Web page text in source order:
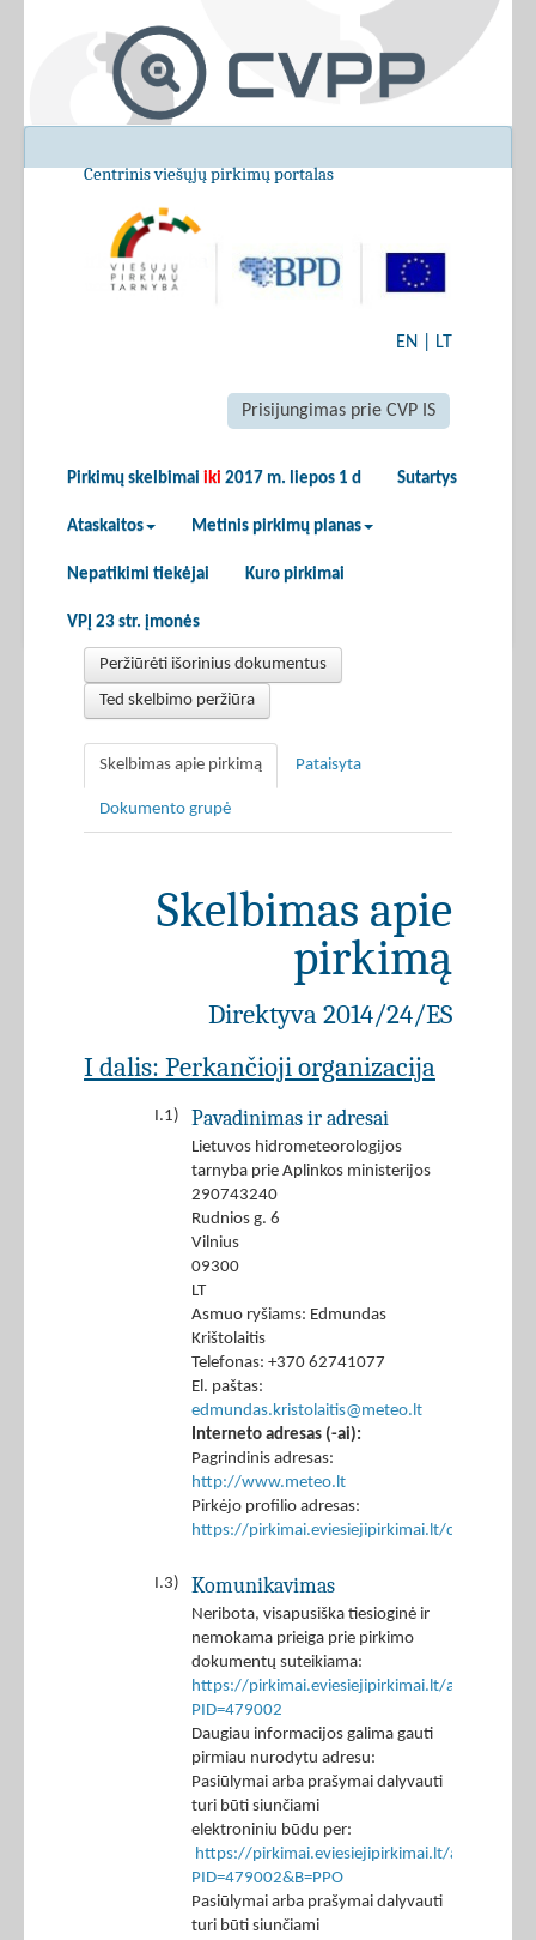
Centrinis viešųjų pirkimų portalas
EN LT
Prisijungimas prie CVP IS
Pirkimų skelbimai iki 2017 m. liepos 1 d Sutartys
Ataskaitos Metinis pirkimų planas
Nepatikimi tiekėjai Kuro pirkimai
VPĮ 23 str. įmonės
Peržiūrėti išorinius dokumentus
Ted skelbimo peržiūra
Skelbimas apie pirkimą Pataisyta
Dokumento grupė
Skelbimas apie
pirkimą
Direktyva 2014/24/ES
I dalis: Perkančioji organizacija
I.1) Pavadinimas ir adresai
Lietuvos hidrometeorologijos
tarnyba prie Aplinkos ministerijos
290743240
Rudnios g. 6
Vilnius
09300
LT
Asmuo ryšiams: Edmundas
Krištolaitis
Telefonas: +370 62741077
El. paštas:
edmundas.kristolaitis@meteo.lt
Interneto adresas (-ai):
Pagrindinis adresas:
http://www.meteo.lt
Pirkėjo profilio adresas:
https://pirkimai.eviesiejipirkimai.lt/ctm/
I.3) Komunikavimas
Neribota, visapusiška tiesioginė ir
nemokama prieiga prie pirkimo
dokumentų suteikiama:
https://pirkimai.eviesiejipirkimai.lt/app/rfq/
PID=479002
Daugiau informacijos galima gauti
pirmiau nurodytu adresu:
Pasiūlymai arba prašymai dalyvauti
turi būti siunčiami
elektroniniu būdu per:
https://pirkimai.eviesiejipirkimai.lt/app/rfq/
PID=479002&B=PPO
Pasiūlymai arba prašymai dalyvauti
turi būti siunčiami